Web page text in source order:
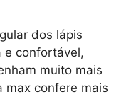
dos lápis
e confortável,
muito mais
max confere mais